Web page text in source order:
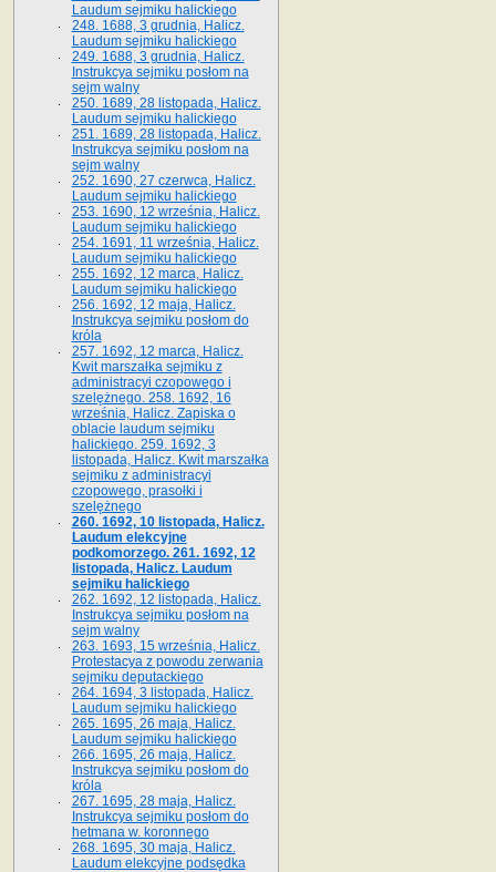
Laudum sejmiku halickiego
248. 1688, 3 grudnia, Halicz.
Laudum sejmiku halickiego
249. 1688, 3 grudnia, Halicz.
Instrukcya sejmiku posłom na
sejm walny
250. 1689, 28 listopada, Halicz.
Laudum sejmiku halickiego
251. 1689, 28 listopada, Halicz.
Instrukcya sejmiku posłom na
sejm walny
252. 1690, 27 czerwca, Halicz.
Laudum sejmiku halickiego
253. 1690, 12 września, Halicz.
Laudum sejmiku halickiego
254. 1691, 11 września, Halicz.
Laudum sejmiku halickiego
255. 1692, 12 marca, Halicz.
Laudum sejmiku halickiego
256. 1692, 12 maja, Halicz.
Instrukcya sejmiku posłom do
króla
257. 1692, 12 marca, Halicz.
Kwit marszałka sejmiku z
administracyi czopowego i
szelężnego. 258. 1692, 16
września, Halicz. Zapiska o
oblacie laudum sejmiku
halickiego. 259. 1692, 3
listopada, Halicz. Kwit marszałka
sejmiku z administracyi
czopowego, prasołki i
szelężnego
260. 1692, 10 listopada, Halicz.
Laudum elekcyjne
podkomorzego. 261. 1692, 12
listopada, Halicz. Laudum
sejmiku halickiego
262. 1692, 12 listopada, Halicz.
Instrukcya sejmiku posłom na
sejm walny
263. 1693, 15 września, Halicz.
Protestacya z powodu zerwania
sejmiku deputackiego
264. 1694, 3 listopada, Halicz.
Laudum sejmiku halickiego
265. 1695, 26 maja, Halicz.
Laudum sejmiku halickiego
266. 1695, 26 maja, Halicz.
Instrukcya sejmiku posłom do
króla
267. 1695, 28 maja, Halicz.
Instrukcya sejmiku posłom do
hetmana w. koronnego
268. 1695, 30 maja, Halicz.
Laudum elekcyjne podsędka